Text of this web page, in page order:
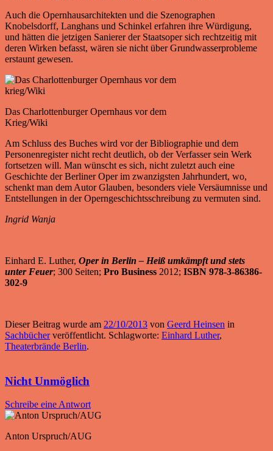
Auch die Opernhausarchitekten und die Szenographen
Knobelsdorff, Langhans und Schinkel erfahren ihre Würdigung,
und hätten die jetzigen Sanierer der Staatsoper sich rechtzeitig mit
deren Wirken befasst, wären sie nicht über Grundwasserprobleme
erstaunt gewesen.
Das Charlottenburger Opernhaus vor dem
Krieg/Wiki
Am Schluss des Buches wird vor der Bibliographie und dem
Personenregister nicht recht deutlich, ob der Verfasser sein Werk
fortsetzen will. Man wünscht es sich, nicht zuletzt auch eine
Geschichte der Berliner Oper im zwanzigsten Jahrhundert, wo,
schenkt man dem Autor Glauben, besonders viele Versäumnisse und
Entstellungen in der Operngeschichtsschreibung zu vermuten sind.
Ingrid Wanja
Einhard E. Luther, Oper in Berlin – Heiß umkämpft und stets
unter Feuer; 300 Seiten; Pro Business 2012; ISBN 978-3-86386-
302-9
Dieser Beitrag wurde am 22/10/2013 von Geerd Heinsen in
Sachbücherveröffentlicht. Schlagworte: Einhard Luther,
Theaterbrände Berlin.
Nicht Unmöglich
Schreibe eine Antwort
Anton Urspruch/AUG